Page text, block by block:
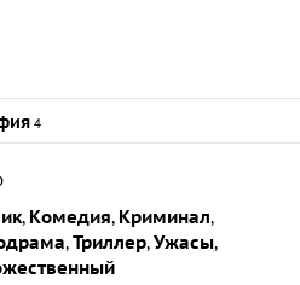
4
, Комедия, Криминал,
,Триллер,Ужасы,